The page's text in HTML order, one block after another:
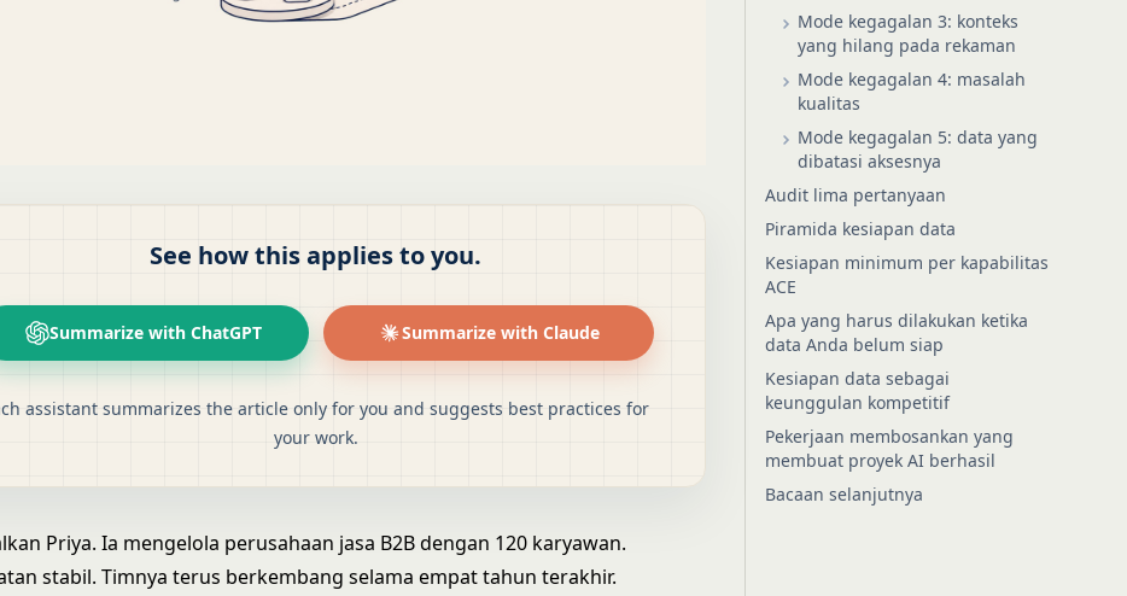
See how this applies to you.
Summarize with ChatGPT Summarize with Claude
assistant summarizes the article only for you and suggests best practices for
your work.
Priya. Ia mengelola perusahaan jasa B2B dengan 120 karyawan.
stabil. Timnya terus berkembang selama empat tahun terakhir.
Mode kegagalan 3: konteks
yang hilang pada rekaman
Mode kegagalan 4: masalah
kualitas
Mode kegagalan 5: data yang
dibatasi aksesnya
Audit lima pertanyaan
Piramida kesiapan data
Kesiapan minimum per kapabilitas
ACE
Apa yang harus dilakukan ketika
data Anda belum siap
Kesiapan data sebagai
keunggulan kompetitif
Pekerjaan membosankan yang
membuat proyek AI berhasil
Bacaan selanjutnya